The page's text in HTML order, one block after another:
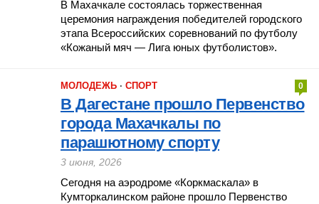
В Махачкале состоялась торжественная
церемония награждения победителей городского
этапа Всероссийских соревнований по футболу
«Кожаный мяч — Лига юных футболистов».
МОЛОДЕЖЬ · СПОРТ 0
В Дагестане прошло Первенство
города Махачкалы по
парашютному спорту
3 июня, 2026
Сегодня на аэродроме «Коркмаскала» в
Кумторкалинском районе прошло Первенство